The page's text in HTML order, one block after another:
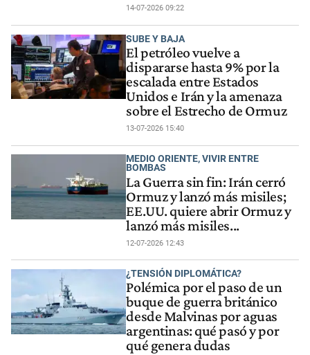
14-07-2026 09:22
SUBE Y BAJA
El petróleo vuelve a
dispararse hasta 9% por la
escalada entre Estados
Unidos e Irán y la amenaza
sobre el Estrecho de Ormuz
13-07-2026 15:40
MEDIO ORIENTE, VIVIR ENTRE
BOMBAS
La Guerra sin fin: Irán cerró
Ormuz y lanzó más misiles;
EE.UU. quiere abrir Ormuz y
lanzó más misiles...
12-07-2026 12:43
¿TENSIÓN DIPLOMÁTICA?
Polémica por el paso de un
buque de guerra británico
desde Malvinas por aguas
argentinas: qué pasó y por
qué genera dudas